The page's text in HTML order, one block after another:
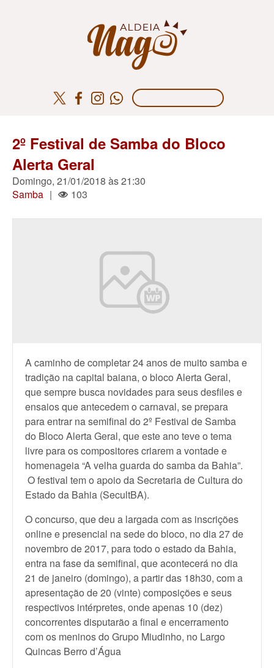
2º Festival de Samba do Bloco
Alerta Geral
Domingo, 21/01/2018 às 21:30
Samba | 103
A caminho de completar 24 anos de muito samba e
tradição na capital baiana, o bloco Alerta Geral,
que sempre busca novidades para seus desfiles e
ensaios que antecedem o carnaval, se prepara
para entrar na semifinal do 2º Festival de Samba
do Bloco Alerta Geral, que este ano teve o tema
livre para os compositores criarem a vontade e
homenageia “A velha guarda do samba da Bahia”.
O festival tem o apoio da Secretaria de Cultura do
Estado da Bahia (SecultBA).
O concurso, que deu a largada com as inscrições
online e presencial na sede do bloco, no dia 27 de
novembro de 2017, para todo o estado da Bahia,
entra na fase da semifinal, que acontecerá no dia
21 de janeiro (domingo), a partir das 18h30, com a
apresentação de 20 (vinte) composições e seus
respectivos intérpretes, onde apenas 10 (dez)
concorrentes disputarão a final e encerramento
com os meninos do Grupo Miudinho, no Largo
Quincas Berro d’Água